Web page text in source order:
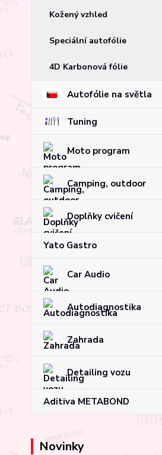
Kožený vzhled
Speciální autofólie
4D Karbonová fólie
Autofólie na světla
Tuning
Moto program
Camping, outdoor
Doplňky cvičení
Yato Gastro
Car Audio
Autodiagnostika
Zahrada
Detailing vozu
Aditiva METABOND
Novinky